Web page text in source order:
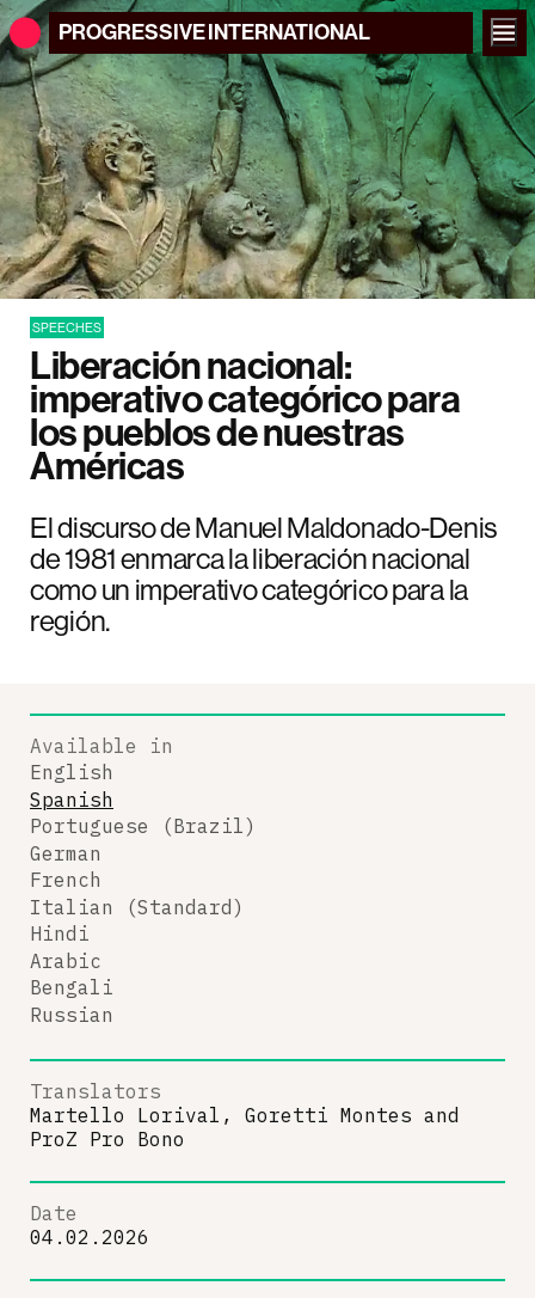
PROGRESSIVEINTERNATIONAL
SPEECHES
Liberación nacional:
imperativo categórico para
los pueblos de nuestras
Américas
El discurso de Manuel Maldonado-Denis
de 1981 enmarca la liberación nacional
como un imperativo categórico para la
región.
Available in
English
Spanish
Portuguese (Brazil)
German
French
Italian (Standard)
Hindi
Arabic
Bengali
Russian
Translators
Martello Lorival, Goretti Montes and
ProZ Pro Bono
Date
04.02.2026